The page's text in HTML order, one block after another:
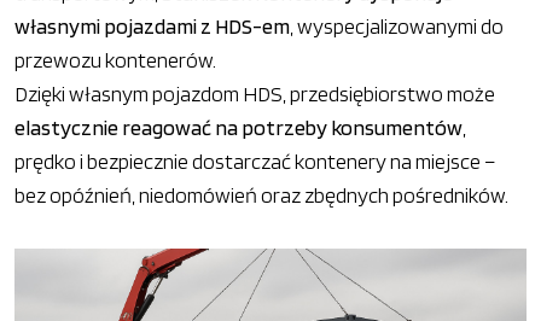
własnymi pojazdami z HDS-em , wyspecjalizowanymi do
przewozu kontenerów.
Dzięki własnym pojazdom HDS, przedsiębiorstwo może
elastycznie reagować na potrzeby konsumentów
prędko i bezpiecznie dostarczać kontenery na miejsce –
bez opóźnień, niedomówień oraz zbędnych pośredników.